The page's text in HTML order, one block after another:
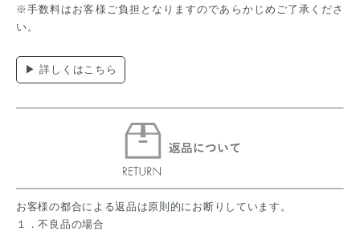
※手数料はお客様ご負担となりますのであらかじめご了承くださ
い。
▶ 詳しくはこちら
お客様の都合による返品は原則的にお断りしています。
１．不良品の場合